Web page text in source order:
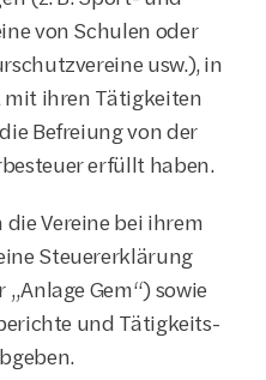
von Schulen oder
usw.), in
ihren Tätigkeiten
Befreiung von der
erfüllt haben.
die Vereine bei ihrem
Steuererklärung
Gem“) sowie
und Tätigkeits-